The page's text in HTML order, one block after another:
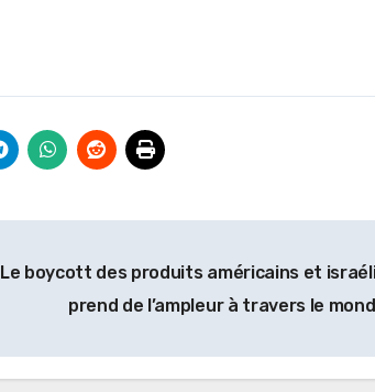
Le boycott des produits américains et
prend de l’ampleur à travers le